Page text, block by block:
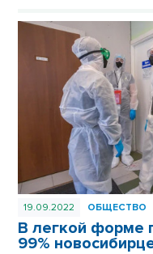
19.09.2022 ОБЩЕСТВО
В легкой форме
99%